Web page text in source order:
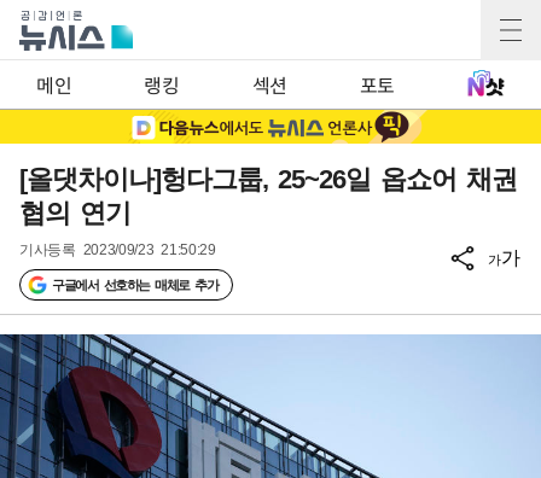
메인 랭킹 섹션 포토
[올댓차이나]헝다그룹, 25~26일 옵쇼어 채권
협의 연기
기사등록 2023/09/23 21:50:29
구글에서 선호하는 매체로 추가
가가